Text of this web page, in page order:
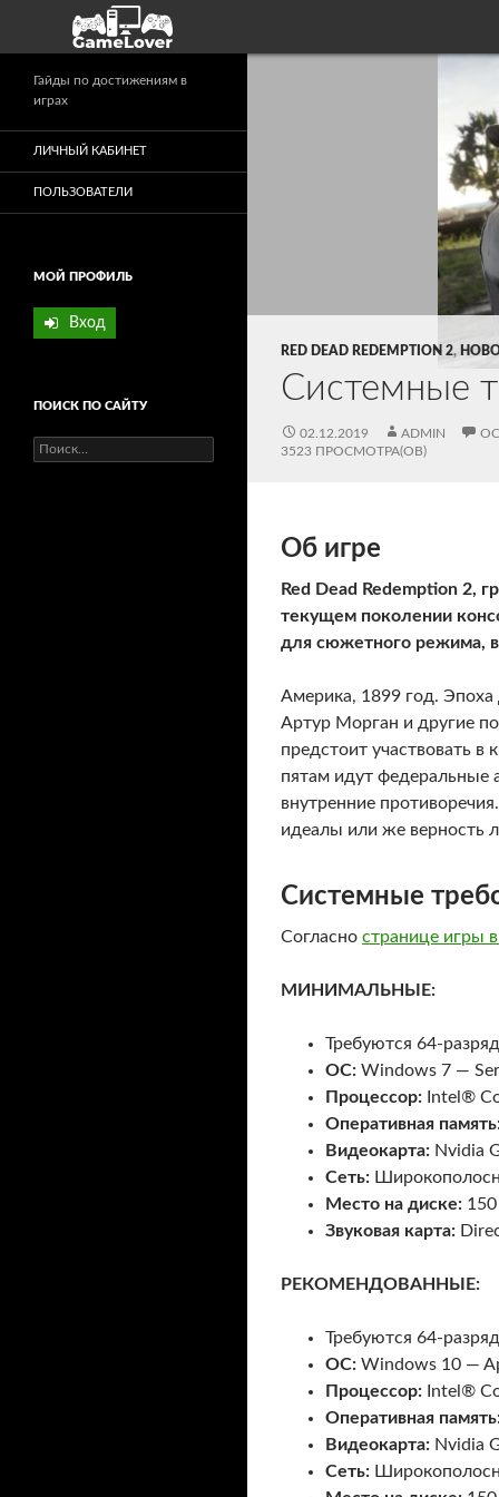
RED DEAD REDEMPTION 2,
Системные
02.12.2019 ADMIN
3523 ПРОСМОТРА(ОВ)
Об игре
Red Dead Redemption 2,
текущем поколении
для сюжетного режима,
Америка, 1899 год. Эпоха
Артур Морган и другие
предстоит участвовать
пятам идут федеральные
внутренние
идеалы или же верность
Системные
Согласно странице игры
МИНИМАЛЬНЫЕ:
Требуются 64-
ОС: Windows 7 —
Процессор: Intel®
Оперативная
Видеокарта: Nvidia
Сеть:
Место на диске:
Звуковая карта:
РЕКОМЕНДОВАННЫЕ:
Требуются 64-
ОС: Windows 10 —
Процессор: Intel®
Оперативная
Видеокарта: Nvidia
Сеть:
Гайды по достижениям в
играх
ЛИЧНЫЙ КАБИНЕТ
ПОЛЬЗОВАТЕЛИ
МОЙ ПРОФИЛЬ
Вход
ПОИСК ПО САЙТУ
Найти: